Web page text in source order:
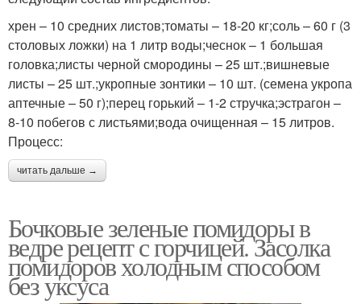
хрен – 10 средних листов;томаты – 18-20 кг;соль – 60 г (3
столовых ложки) на 1 литр воды;чеснок – 1 большая
головка;листы черной смородины – 25 шт.;вишневые
листы – 25 шт.;укропные зонтики – 10 шт. (семена укропа
аптечные – 50 г);перец горький – 1-2 стручка;эстрагон –
8-10 побегов с листьями;вода очищенная – 15 литров.
Процесс:
читать дальше →
Бочковые зеленые помидоры в
ведре рецепт с горчицей. Засолка
помидоров холодным способом
без уксуса